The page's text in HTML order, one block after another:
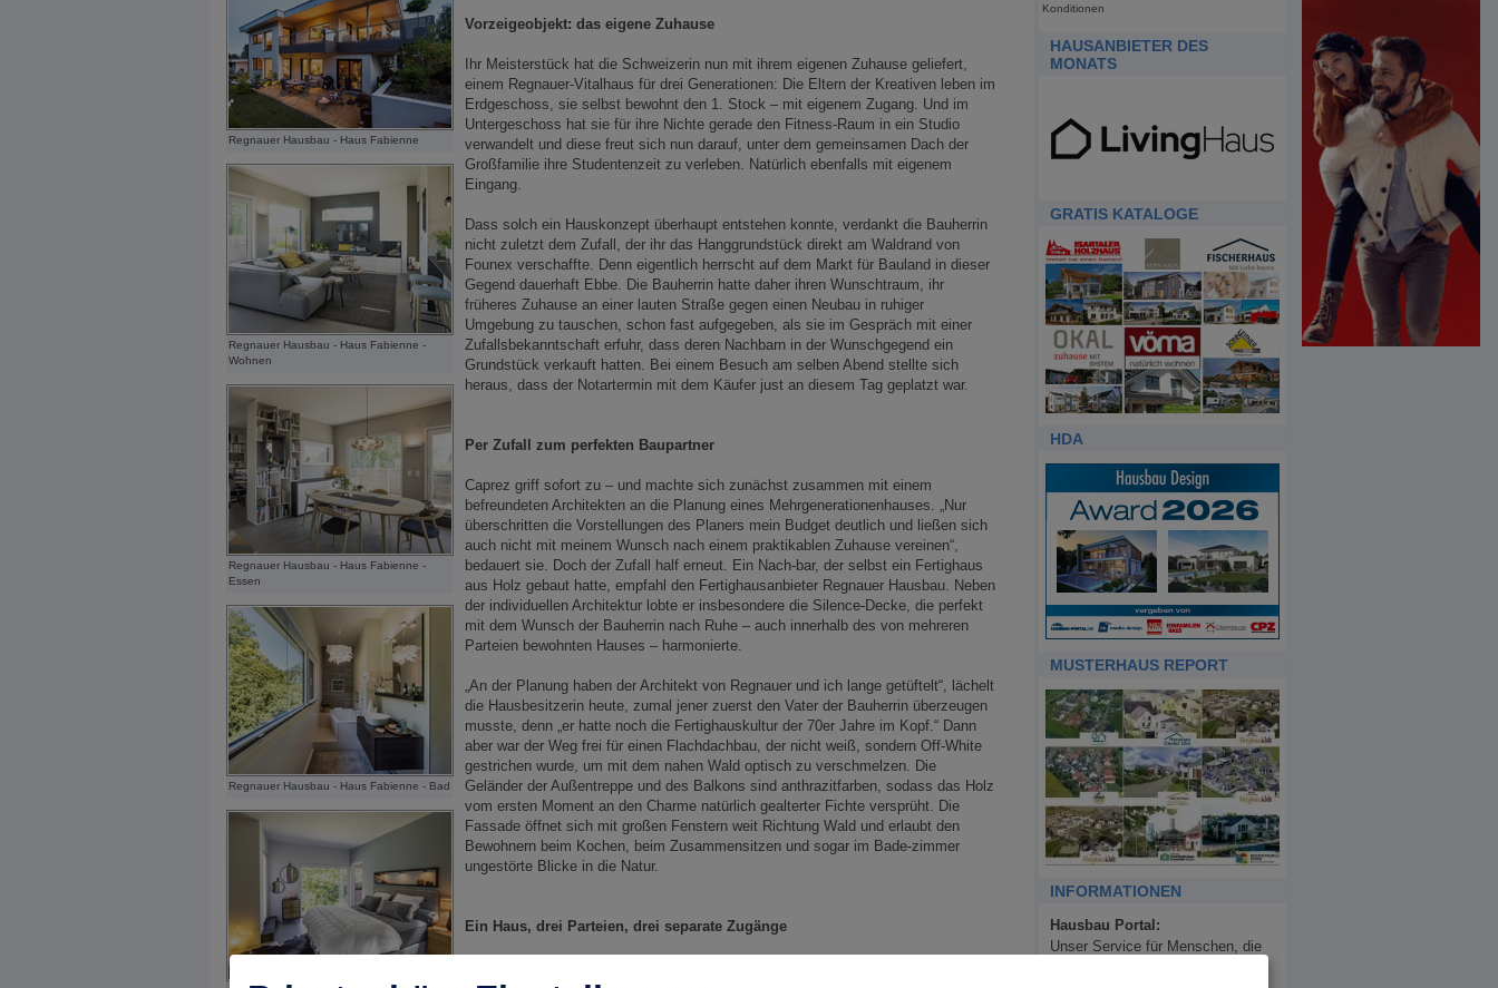
Regnauer Hausbau - Haus Fabienne
Regnauer Hausbau - Haus Fabienne -
Wohnen
Regnauer Hausbau - Haus Fabienne -
Essen
Regnauer Hausbau - Haus Fabienne - Bad
Vorzeigeobjekt: das eigene Zuhause
Ihr Meisterstück hat die Schweizerin nun mit ihrem eigenen Zuhause geliefert,
einem Regnauer-Vitalhaus für drei Generationen: Die Eltern der Kreativen leben im
Erdgeschoss, sie selbst bewohnt den 1. Stock – mit eigenem Zugang. Und im
Untergeschoss hat sie für ihre Nichte gerade den Fitness-Raum in ein Studio
verwandelt und diese freut sich nun darauf, unter dem gemeinsamen Dach der
Großfamilie ihre Studentenzeit zu verleben. Natürlich ebenfalls mit eigenem
Eingang.
Dass solch ein Hauskonzept überhaupt entstehen konnte, verdankt die Bauherrin
nicht zuletzt dem Zufall, der ihr das Hanggrundstück direkt am Waldrand von
Founex verschaffte. Denn eigentlich herrscht auf dem Markt für Bauland in dieser
Gegend dauerhaft Ebbe. Die Bauherrin hatte daher ihren Wunschtraum, ihr
früheres Zuhause an einer lauten Straße gegen einen Neubau in ruhiger
Umgebung zu tauschen, schon fast aufgegeben, als sie im Gespräch mit einer
Zufallsbekanntschaft erfuhr, dass deren Nachbarn in der Wunschgegend ein
Grundstück verkauft hatten. Bei einem Besuch am selben Abend stellte sich
heraus, dass der Notartermin mit dem Käufer just an diesem Tag geplatzt war.
Per Zufall zum perfekten Baupartner
Caprez griff sofort zu – und machte sich zunächst zusammen mit einem
befreundeten Architekten an die Planung eines Mehrgenerationenhauses. „Nur
überschritten die Vorstellungen des Planers mein Budget deutlich und ließen sich
auch nicht mit meinem Wunsch nach einem praktikablen Zuhause vereinen“,
bedauert sie. Doch der Zufall half erneut. Ein Nach-bar, der selbst ein Fertighaus
aus Holz gebaut hatte, empfahl den Fertighausanbieter Regnauer Hausbau. Neben
der individuellen Architektur lobte er insbesondere die Silence-Decke, die perfekt
mit dem Wunsch der Bauherrin nach Ruhe – auch innerhalb des von mehreren
Parteien bewohnten Hauses – harmonierte.
„An der Planung haben der Architekt von Regnauer und ich lange getüftelt“, lächelt
die Hausbesitzerin heute, zumal jener zuerst den Vater der Bauherrin überzeugen
musste, denn „er hatte noch die Fertighauskultur der 70er Jahre im Kopf.“ Dann
aber war der Weg frei für einen Flachdachbau, der nicht weiß, sondern Off-White
gestrichen wurde, um mit dem nahen Wald optisch zu verschmelzen. Die
Geländer der Außentreppe und des Balkons sind anthrazitfarben, sodass das Holz
vom ersten Moment an den Charme natürlich gealterter Fichte versprüht. Die
Fassade öffnet sich mit großen Fenstern weit Richtung Wald und erlaubt den
Bewohnern beim Kochen, beim Zusammensitzen und sogar im Bade-zimmer
ungestörte Blicke in die Natur.
Ein Haus, drei Parteien, drei separate Zugänge
Konditionen
HAUSANBIETER DES
MONATS
GRATIS KATALOGE
HDA
MUSTERHAUS REPORT
INFORMATIONEN
Hausbau Portal:
Unser Service für Menschen, die